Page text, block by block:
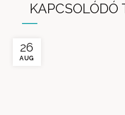
KAPCSOLÓDÓ
26
AUG